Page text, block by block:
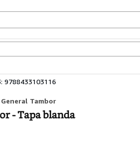
9788433103116
Tambor
- Tapa blanda